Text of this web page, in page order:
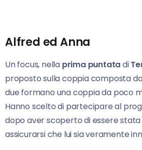
Alfred ed Anna
Un focus, nella prima puntatadi
proposto sulla coppia composta
due formano una coppia da poco
Hanno scelto di partecipare al
dopo aver scoperto di essere
assicurarsi che lui sia veramente